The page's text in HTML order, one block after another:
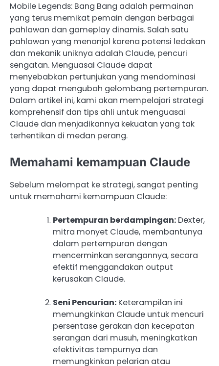
Mobile Legends: Bang Bang adalah permainan
yang terus memikat pemain dengan berbagai
pahlawan dan gameplay dinamis. Salah satu
pahlawan yang menonjol karena potensi ledakan
dan mekanik uniknya adalah Claude, pencuri
sengatan. Menguasai Claude dapat
menyebabkan pertunjukan yang mendominasi
yang dapat mengubah gelombang pertempuran.
Dalam artikel ini, kami akan mempelajari strategi
komprehensif dan tips ahli untuk menguasai
Claude dan menjadikannya kekuatan yang tak
terhentikan di medan perang.
Memahami kemampuan Claude
Sebelum melompat ke strategi, sangat penting
untuk memahami kemampuan Claude:
Pertempuran berdampingan: Dexter,
mitra monyet Claude, membantunya
dalam pertempuran dengan
mencerminkan serangannya, secara
efektif menggandakan output
kerusakan Claude.
Seni Pencurian: Keterampilan ini
memungkinkan Claude untuk mencuri
persentase gerakan dan kecepatan
serangan dari musuh, meningkatkan
efektivitas tempurnya dan
memungkinkan pelarian atau